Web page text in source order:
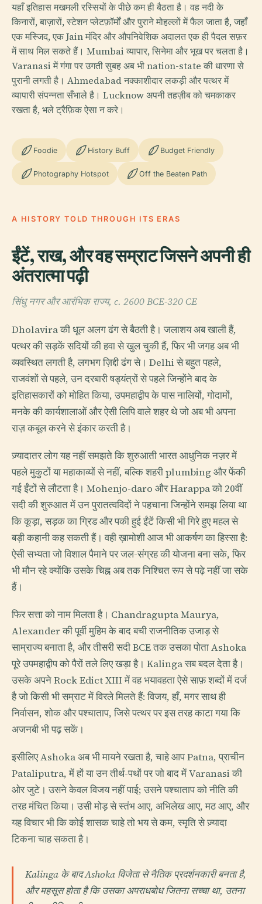
यहाँ इतिहास मखमली रस्सियों के पीछे कम ही बैठता है। वह नदी के
किनारों, बाज़ारों, स्टेशन प्लेटफ़ॉर्मों और पुराने मोहल्लों में फैल जाता है, जहाँ
एक मस्जिद, एक Jain मंदिर और औपनिवेशिक अदालत एक ही पैदल सफ़र
में साथ मिल सकते हैं। Mumbai व्यापार, सिनेमा और भूख पर चलता है।
Varanasi में गंगा पर उगती सुबह अब भी nation-state की धारणा से
पुरानी लगती है। Ahmedabad नक्काशीदार लकड़ी और पत्थर में
व्यापारी संपन्नता सँभाले है। Lucknow अपनी तहज़ीब को चमकाकर
रखता है, भले ट्रैफ़िक ऐसा न करे।
Foodie History Buff Budget Friendly
Photography Hotspot Off the Beaten Path
A HISTORY TOLD THROUGH ITS ERAS
ईंटें, राख, और वह सम्राट जिसने अपनी ही
अंतरात्मा पढ़ी
सिंधु नगर और आरंभिक राज्य, c. 2600 BCE-320 CE
Dholavira की धूल अलग ढंग से बैठती है। जलाशय अब खाली हैं,
पत्थर की सड़कें सदियों की हवा से खुल चुकी हैं, फिर भी जगह अब भी
व्यवस्थित लगती है, लगभग ज़िद्दी ढंग से। Delhi से बहुत पहले,
राजवंशों से पहले, उन दरबारी षड्यंत्रों से पहले जिन्होंने बाद के
इतिहासकारों को मोहित किया, उपमहाद्वीप के पास नालियों, गोदामों,
मनके की कार्यशालाओं और ऐसी लिपि वाले शहर थे जो अब भी अपना
राज़ कबूल करने से इंकार करती है।
ज़्यादातर लोग यह नहीं समझते कि शुरुआती भारत आधुनिक नज़र में
पहले मुकुटों या महाकाव्यों से नहीं, बल्कि शहरी plumbing और फेंकी
गई ईंटों से लौटता है। Mohenjo-daro और Harappa को 20वीं
सदी की शुरुआत में उन पुरातत्वविदों ने पहचाना जिन्होंने समझ लिया था
कि कूड़ा, सड़क का ग्रिड और पकी हुई ईंटें किसी भी गिरे हुए महल से
बड़ी कहानी कह सकती हैं। वही ख़ामोशी आज भी आकर्षण का हिस्सा है:
ऐसी सभ्यता जो विशाल पैमाने पर जल-संग्रह की योजना बना सके, फिर
भी मौन रहे क्योंकि उसके चिह्न अब तक निश्चित रूप से पढ़े नहीं जा सके
हैं।
फिर सत्ता को नाम मिलता है। Chandragupta Maurya,
Alexander की पूर्वी मुहिम के बाद बची राजनीतिक उजाड़ से
साम्राज्य बनाता है, और तीसरी सदी BCE तक उसका पोता Ashoka
पूरे उपमहाद्वीप को पैरों तले लिए खड़ा है। Kalinga सब बदल देता है।
उसके अपने Rock Edict XIII में वह भयावहता ऐसे साफ़ शब्दों में दर्ज
है जो किसी भी सम्राट में विरले मिलते हैं: विजय, हाँ, मगर साथ ही
निर्वासन, शोक और पश्चाताप, जिसे पत्थर पर इस तरह काटा गया कि
अजनबी भी पढ़ सकें।
इसीलिए Ashoka अब भी मायने रखता है, चाहे आप Patna, प्राचीन
Pataliputra, में हों या उन तीर्थ-पथों पर जो बाद में Varanasi की
ओर जुटे। उसने केवल विजय नहीं पाई; उसने पश्चाताप को नीति की
तरह मंचित किया। उसी मोड़ से स्तंभ आए, अभिलेख आए, मठ आए, और
यह विचार भी कि कोई शासक चाहे तो भय से कम, स्मृति से ज़्यादा
टिकना चाह सकता है।
Kalinga के बाद Ashoka विजेता से नैतिक प्रदर्शनकारी बनता है,
और महसूस होता है कि उसका अपराधबोध जितना सच्चा था, उतना